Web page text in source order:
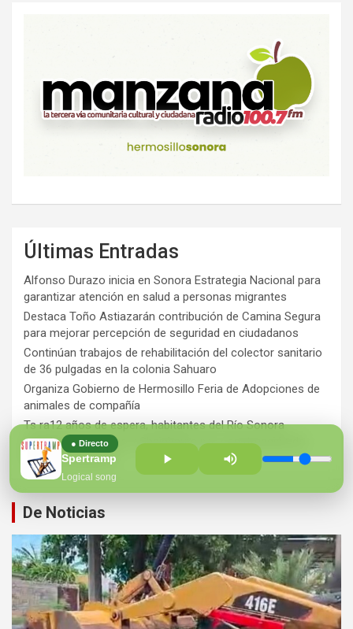
● Directo
Spertramp
Logical song
Últimas Entradas
Alfonso Durazo inicia en Sonora Estrategia Nacional para
garantizar atención en salud a personas migrantes
Destaca Toño Astiazarán contribución de Camina Segura
para mejorar percepción de seguridad en ciudadanos
Continúan trabajos de rehabilitación del colector sanitario
de 36 pulgadas en la colonia Sahuaro
Organiza Gobierno de Hermosillo Feria de Adopciones de
animales de compañía
Ts ra12 años de espera, habitantes del Río Sonora
agradecen a Durazo y Sheinbaum por construcción de
Hospital Regional
De Noticias